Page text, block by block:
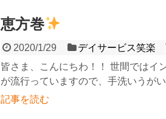
恵方巻
2020/1/29
デイサービス笑楽
皆さま、こんにちわ！！ 世間ではイ
が流行っていますので、手洗いうが
記事を読む